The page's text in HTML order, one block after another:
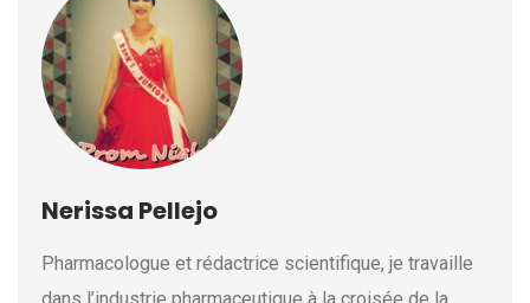
Nerissa Pellejo
Pharmacologue et rédactrice scientifique, je travaille